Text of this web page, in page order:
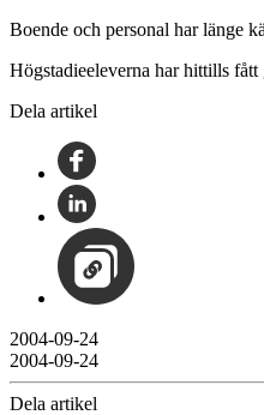
Boende och personal har länge
Högstadieeleverna har hittills
Dela artikel
2004-09-24
2004-09-24
Dela artikel